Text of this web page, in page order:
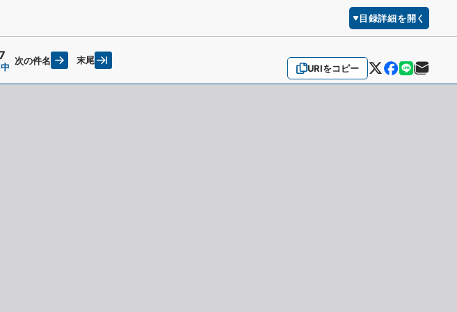
目録詳細を開く
URIをコピー
次の件名 末尾